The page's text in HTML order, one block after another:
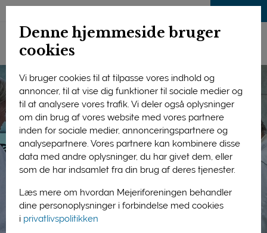
Denne hjemmeside bruger
cookies
Vi bruger cookies til at tilpasse vores indhold og
annoncer, til at vise dig funktioner til sociale medier og
til at analysere vores trafik. Vi deler også oplysninger
om din brug af vores website med vores partnere
inden for sociale medier, annonceringspartnere og
analysepartnere. Vores partnere kan kombinere disse
data med andre oplysninger, du har givet dem, eller
som de har indsamlet fra din brug af deres tjenester.
Læs mere om hvordan Mejeriforeningen behandler
dine personoplysninger i forbindelse med cookies
i privatlivspolitikken